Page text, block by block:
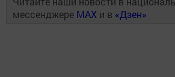
мессенджере MAX и в «Дзен»